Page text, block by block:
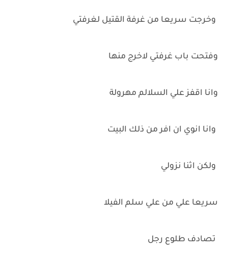
وخرجت سريعا من غرفة القتيل لغرفتي
وفتحت باب غرفتي لاخرج منها
وانا اقفز علي السلالم مهرولة
وانا انوي ان افر من ذلك البيت
ولكن اثنا نزولي
سريعا علي من علي سلم الفيلا
تصادف طلوع رجل